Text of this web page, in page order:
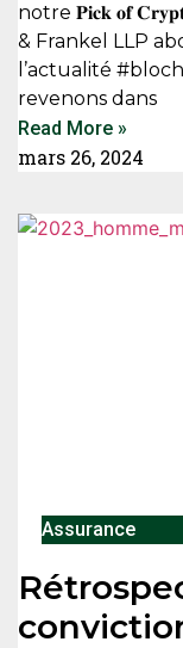
notre 𝐏𝐢𝐜𝐤 𝐨𝐟
& Frankel LLP
l’actualité
revenons dans
Read More »
mars 26, 2024
Assurance